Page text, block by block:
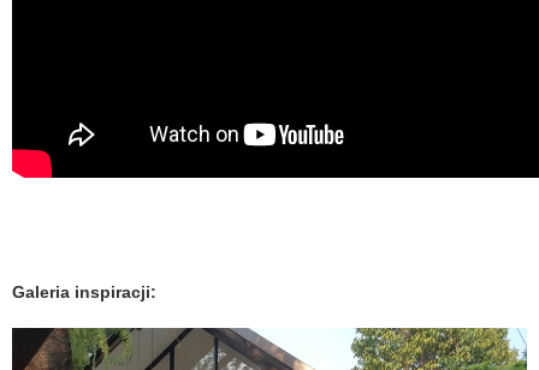
Galeria inspiracji: